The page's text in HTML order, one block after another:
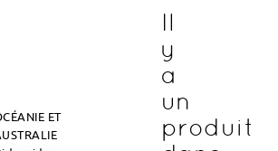
ET
Il
y
a
un
produit